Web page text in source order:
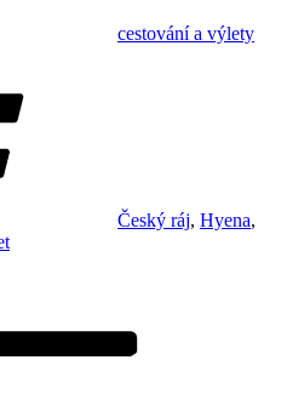
cestování a výlety
Český ráj, Hyena,